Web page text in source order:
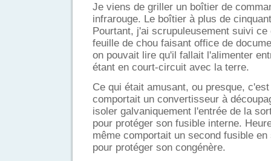
Je viens de griller un boîtier de
infrarouge. Le boîtier à plus de
Pourtant, j'ai scrupuleusement suivi
feuille de chou faisant office de
on pouvait lire qu'il fallait l'alimenter
étant en court-circuit avec la terre.
Ce qui était amusant, ou presque,
comportait un convertisseur à
isoler galvaniquement l'entrée de la
pour protéger son fusible interne.
même comportait un second fusible
pour protéger son congénère.